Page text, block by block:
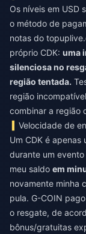
Os níveis em USD
o método de
notas do
próprio CDK: uma
silenciosa no
região tentada.
região
combinar a região
Velocidade de
Um CDK é
durante um
meu saldo em
novamente minha
pula. G-COIN
o resgate, de
bônus/gratuitas